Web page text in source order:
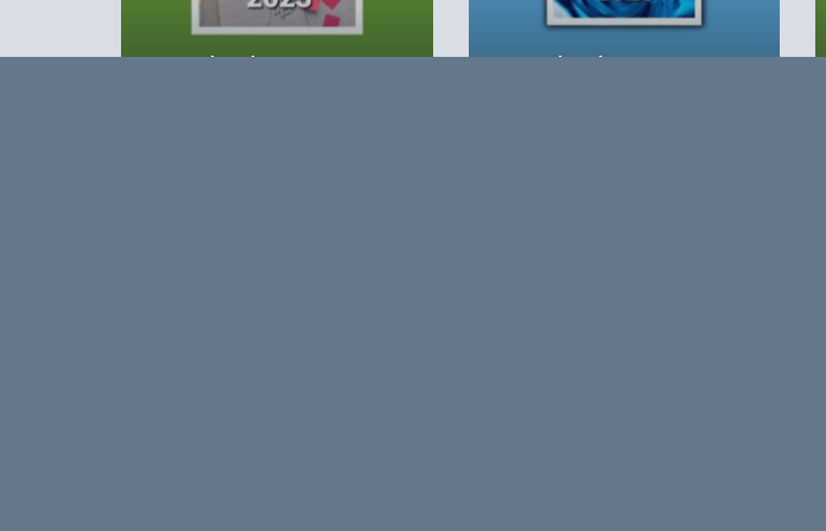
Agro&Chemie 2023 – 2 Agro&Chemie 2023 – 1